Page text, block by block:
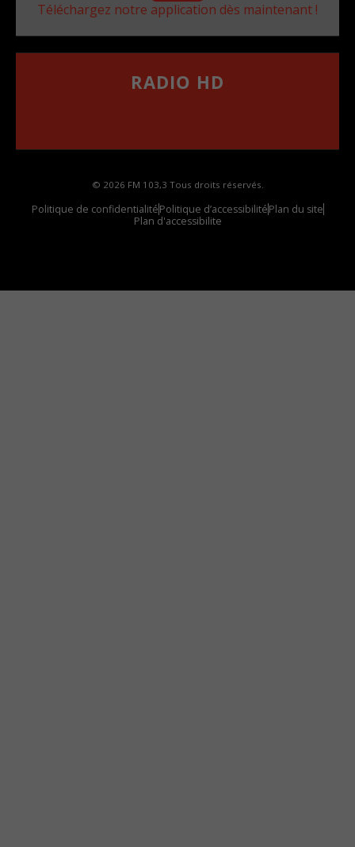
Téléchargez notre application dès maintenant !
RADIO HD
© 2026 FM 103,3 Tous droits réservés.
Politique de confidentialitéPolitique d’accessibilitéPlan du site
Plan d'accessibilite